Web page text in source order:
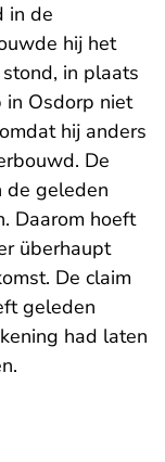
in de
hij het
in plaats
in Osdorp niet
hij anders
De
de geleden
Daarom hoeft
überhaupt
De claim
geleden
had laten